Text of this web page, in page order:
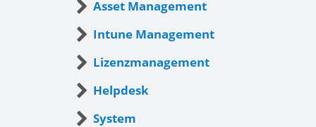
Asset Management
Intune Management
Lizenzmanagement
Helpdesk
System